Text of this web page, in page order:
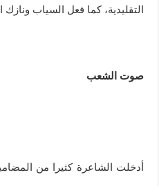
التقليدية، كما فعل السياب ونازك
صوت الشعب
أدخلت الشاعرة كثيرا من